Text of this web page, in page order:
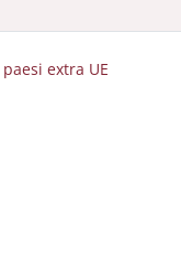
extra UE ◀︎